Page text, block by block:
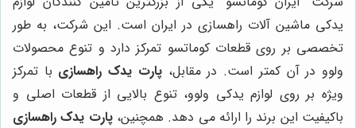
یدکی ماشین آلات راهسازی در ایران است. این شرکت، به طور
تخصصی بر روی قطعات کوماتسو تمرکز دارد و تنوع محصولات
ولوو در آن کمتر است. در مقابل،پارت یدک راهسازی با تمرکز
ویژه بر روی لوازم یدکی ولوو، تنوع بالایی از قطعات اصلی و
باکیفیت این برند را ارائه می دهد. همچنین،پارت یدک راهسازی